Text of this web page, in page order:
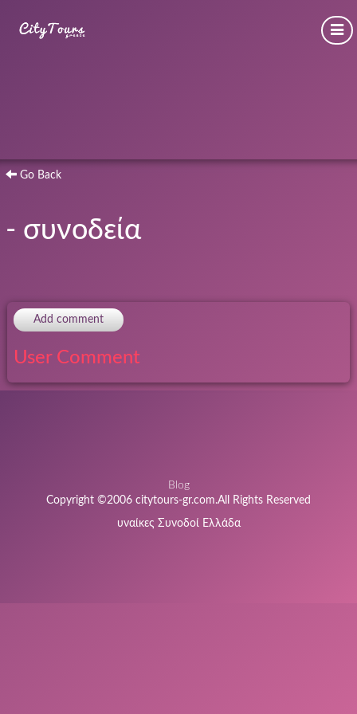
Go Back
- συνοδεία
Add comment
User Comment
Blog
Copyright ©2006 citytours-gr.com.All Rights Reserved
υναίκες Συνοδοί Ελλάδα